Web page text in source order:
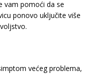
vam pomoći da se
ponovo uključite više
većeg problema,